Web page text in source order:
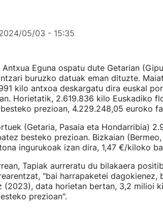
05/03 - 15:35
Antxua Eguna ospatu dute Getarian
buruzko datuak eman dituzte.
kilo antxoa deskargatu dira euskal
Horietatik, 2.619.836 kilo Euskadiko
prezioan, 4.229.248,05 euroko
(Getaria, Pasaia eta Hondarribia)
besteko prezioan. Bizkaian
ingurukoak izan dira, 1,47 €/kiloko
Tapiak aurreratu du bilakaera
"bai harrapaketei dagokienez,
(2023), data horietan bertan, 3,2 milioi
prezioan".